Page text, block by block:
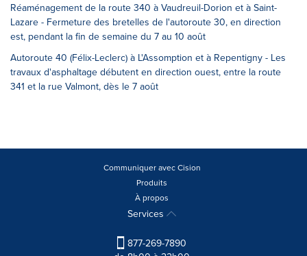
Réaménagement de la route 340 à Vaudreuil-Dorion et à Saint-
Lazare - Fermeture des bretelles de l'autoroute 30, en direction
est, pendant la fin de semaine du 7 au 10 août
Autoroute 40 (Félix-Leclerc) à L'Assomption et à Repentigny - Les
travaux d'asphaltage débutent en direction ouest, entre la route
341 et la rue Valmont, dès le 7 août
Communiquer avec Cision
Produits
À propos
Services
877-269-7890